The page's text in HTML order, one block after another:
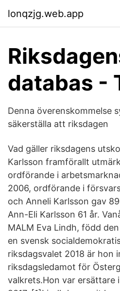
lonqzjg.web.app
databas -
Denna överenskommelse
säkerställa att riksdagen
Vad gäller riksdagens
Karlsson framförallt
ordförande i
2006, ordförande i
och Anneli Karlsson gav
Ann-Eli Karlsson 61 år.
MALM Eva Lindh, född
en svensk
riksdagsvalet 2018 är hon
riksdagsledamot för
valkrets.Hon var ersättare